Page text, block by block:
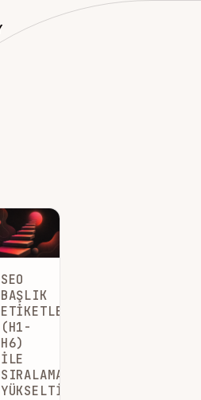
SEO
BAŞLIK
ETIKETLERI
(H1-
H6)
ILE
SIRALAMANIZI
YÜKSELTIN